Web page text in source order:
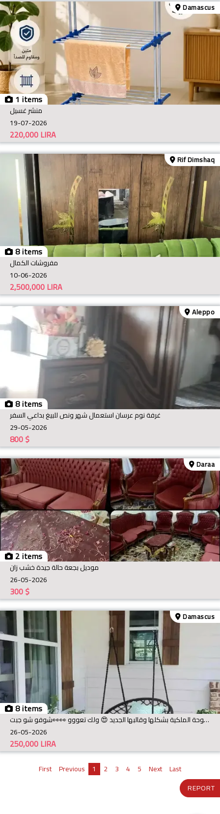
1 items
Damascus
منشر غسيل
19-07-2026
LIRA
220,000
8 items
Rif Dimshaq
مفروشات الكمال
10-06-2026
LIRA
2,500,000
8 items
Aleppo
غرفة نوم عرسان استعمال شهر ونص للبيغ بداعي السفر
29-05-2026
$
800
2 items
Daraa
موديل بجعة حالة جيدة خشب زان
26-05-2026
$
300
8 items
Damascus
مستمرين بعروض الصيف جديدنل اليوم المرجوحة الملكية بشكلها وقالبها الجديد 😍 ولك تعووو 👀👀شوفو شو جبت
26-05-2026
LIRA
250,000
First Previous 1 2 3 4 5 Next Last
REPORT